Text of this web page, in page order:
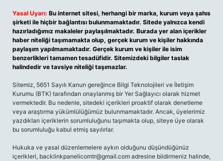
Yasal Uyarı: Bu internet sitesi, herhangi bir marka, kurum veya şahıs
şirketi ile hiçbir bağlantısı bulunmamaktadır. Sitede yalnızca kendi
hazırladığımız makaleler paylaşılmaktadır. Burada yer alan içerikler
haber niteliği taşımamakta olup, gerçek kurum ve kişiler hakkında
paylaşım yapılmamaktadır. Gerçek kurum ve kişiler ile isim
benzerlikleri tamamen tesadüfidir. Sitemizdeki bilgiler taslak
halindedir ve tavsiye niteliği taşımazlar.
Sitemiz, 5651 Sayılı Kanun gereğince Bilgi Teknolojileri ve İletişim
Kurumu (BTK) tarafından onaylanmış bir Yer Sağlayıcı olarak hizmet
vermektedir. Bu nedenle, sitedeki içerikleri proaktif olarak denetleme
veya araştırma yükümlülüğümüz bulunmamaktadır. Ancak, üyelerimiz
yazdıkları içeriklerin sorumluluğunu taşımakta olup, siteye üye olarak
bu sorumluluğu kabul etmiş sayılırlar.
Hukuka ve yasal düzenlemelere aykırı olduğunu düşündüğünüz
içerikleri, backlinkpanelicomtr@gmail.com adresine bildirmeniz halinde,